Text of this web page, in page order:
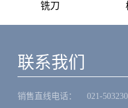
铣刀
联系我们
销售直线电话：ㅤ 021-